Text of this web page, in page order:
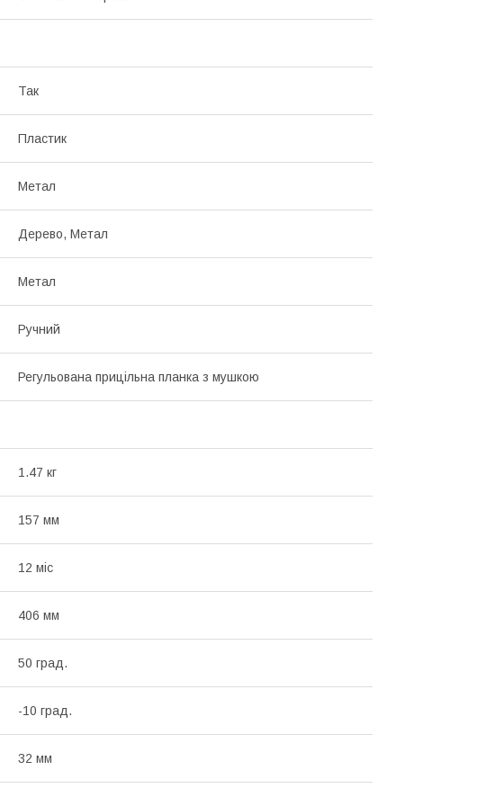
Так
Пластик
Метал
Дерево, Метал
Метал
Ручний
Регульована прицільна планка з мушкою
1.47 кг
157 мм
12 міс
406 мм
50 град.
-10 град.
32 мм